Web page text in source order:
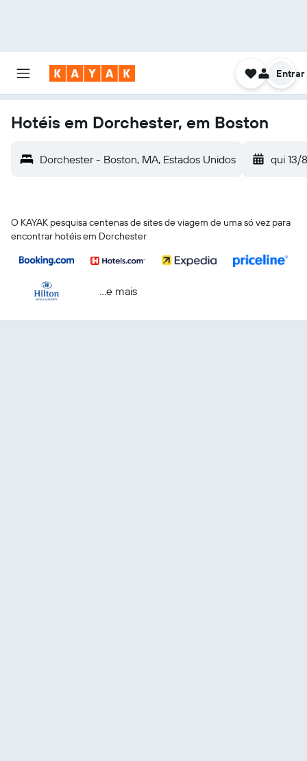
Entrar
Hotéis em Dorchester, em Boston
Dorchester - Boston, MA, Estados Unidos qui 13/8
O KAYAK pesquisa centenas de sites de viagem de uma só vez para
encontrar hotéis em Dorchester
...e mais